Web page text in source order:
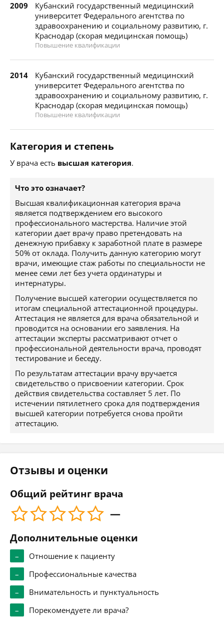
2009
Кубанский государственный медицинский
университет Федерального агентства по
здравоохранению и социальному развитию, г.
Краснодар (скорая медицинская помощь)
Повышение квалификации
2014
Кубанский государственный медицинский
университет Федерального агентства по
здравоохранению и социальному развитию, г.
Краснодар (скорая медицинская помощь)
Повышение квалификации
Категория и степень
У врача есть высшая категория.
Что это означает?
Высшая квалификационная категория врача
является подтверждением его высокого
профессионального мастерства. Наличие этой
категории дает врачу право претендовать на
денежную прибавку к заработной плате в размере
50% от оклада. Получить данную категорию могут
врачи, имеющие стаж работы по специальности не
менее семи лет без учета ординатуры и
интернатуры.
Получение высшей категории осуществляется по
итогам специальной аттестационной процедуры.
Аттестация не является для врача обязательной и
проводится на основании его заявления. На
аттестации эксперты рассматривают отчет о
профессиональной деятельности врача, проводят
тестирование и беседу.
По результатам аттестации врачу вручается
свидетельство о присвоении категории. Срок
действия свидетельства составляет 5 лет. По
истечении пятилетнего срока для подтверждения
высшей категории потребуется снова пройти
аттестацию.
Отзывы и оценки
Общий рейтинг врача
—
Дополнительные оценки
–
Отношение к пациенту
–
Профессиональные качества
–
Внимательность и пунктуальность
–
Порекомендуете ли врача?